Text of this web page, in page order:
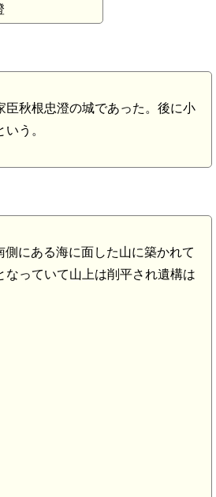
臣秋根忠澄の城であった。後に小
う。
側にある海に面した山に築かれて
なっていて山上は削平され遺構は